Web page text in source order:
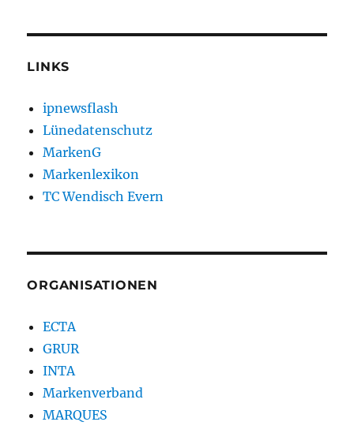
LINKS
ipnewsflash
Lünedatenschutz
MarkenG
Markenlexikon
TC Wendisch Evern
ORGANISATIONEN
ECTA
GRUR
INTA
Markenverband
MARQUES